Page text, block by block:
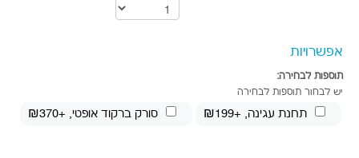
אפשרויות
תוספות לבחירה:
יש לבחור תוספות לבחירה
תחנת עגינה, +₪199 סורק ברקוד אופטי, +₪370